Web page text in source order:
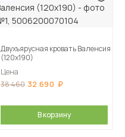
Двухъярусная кровать Валенсия
(120х190)
Цена
38 460 32 690
В корзину